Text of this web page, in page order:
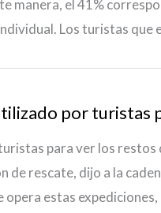
manera, el 41%
Los turistas que
por turistas
para ver los
de rescate, dijo a la
opera estas